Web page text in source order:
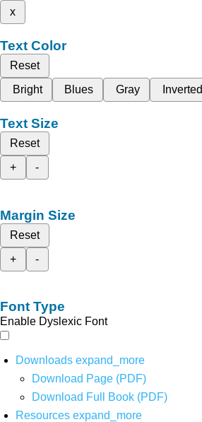
x
Text Color
Reset
Bright
Blues Gray Inverted
Text Size
Reset
+
-
Margin Size
Reset
+
-
Font Type
Enable Dyslexic Font
Downloads expand_more
Download Page (PDF)
Download Full Book (PDF)
Resources expand_more